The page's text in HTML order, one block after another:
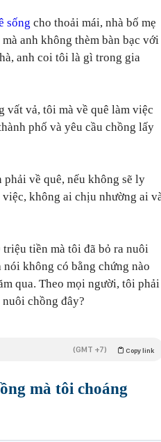
sống cho thoải mái, nhà bố mẹ
anh không thèm bàn bạc với
anh coi tôi là gì trong gia
vất vả, tôi mà về quê làm việc
phố và yêu cầu chồng lấy
về quê, nếu không sẽ ly
không ai chịu nhường ai
tiền mà tôi đã bỏ ra nuôi
không có bằng chứng nào
qua. Theo mọi người, tôi phải
nuôi chồng đây?
Copy link
(GMT +7)
mà tôi choáng